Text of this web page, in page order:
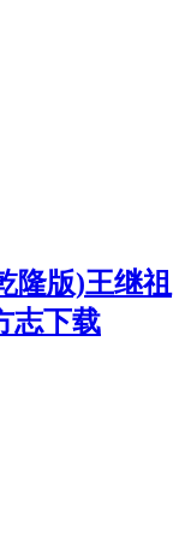
隆版)王继祖
志下载